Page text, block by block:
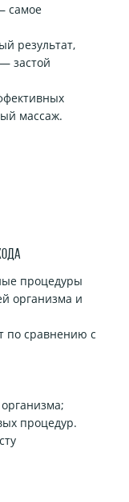
самое
результат,
застой
массаж.
процедуры
организма и
по сравнению с
процедур.